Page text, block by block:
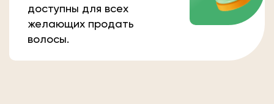
доступны для всех
желающих продать
волосы.